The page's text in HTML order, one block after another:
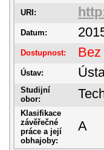
URI:
Datum:
Dostupnost:
Ústav:
Studijní
obor:
Klasifikace
závěřečné
práce a její
obhajoby:
A